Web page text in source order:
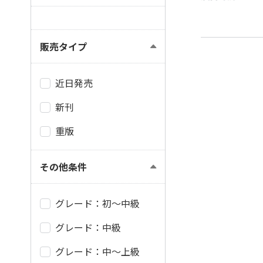
販売タイプ
近日発売
新刊
重版
その他条件
グレード：初～中級
グレード：中級
グレード：中～上級